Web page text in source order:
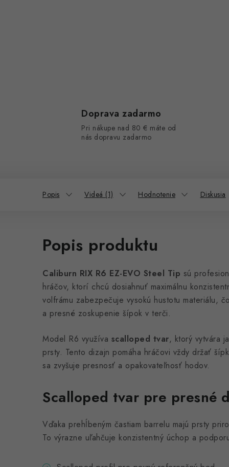
Doprava zadarmo
Pri nákupe nad 80 € máte od
nás dopravu zadarmo
Popis Videá (1) Hodnotenie Diskusia
Popis produktu
Caliburn RIX R6 EZ-EVO Steel Tip sú
hráčov, ktorí chcú dosiahnuť maximálnu
volfrámu zabezpečuje vysokú hustotu materiálu,
a presné zoskupenie šípok v terči.
Model R6 využíva scalloped tvar, ktorý vytvára
prsty. Tento dizajn pomáha hráčovi vždy držať
sa zvyšuje presnosť a opakovateľnosť hodov.
Scalloped tvar pre presné
Vďaka prehĺbeným častiam barrelu majú prsty
To výrazne uľahčuje konzistentný úchop a